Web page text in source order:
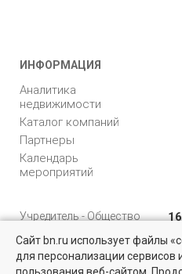
ИНФОРМАЦИЯ
Аналитика
недвижимости
Каталог компаний
Партнеры
Календарь
мероприятий
Учредитель - Общество
ответственностью
"Управляющая
компания "Бюллетень
Сайт bn.ru использует файлы
для персонализации сервисов